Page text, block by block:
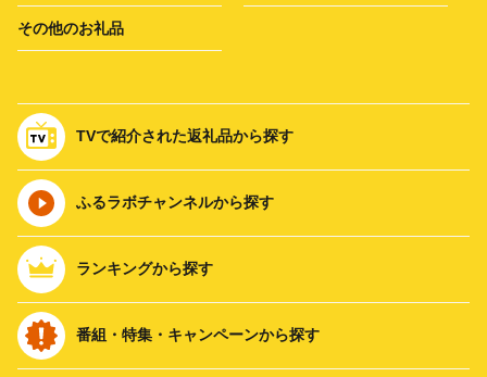
その他のお礼品
TVで紹介された返礼品から探す
ふるラボチャンネルから探す
ランキングから探す
番組・特集・キャンペーンから探す